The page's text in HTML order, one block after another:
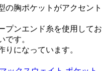
の胸ポケットがアクセント
プンエンド糸を使用してお
です。
になっています。